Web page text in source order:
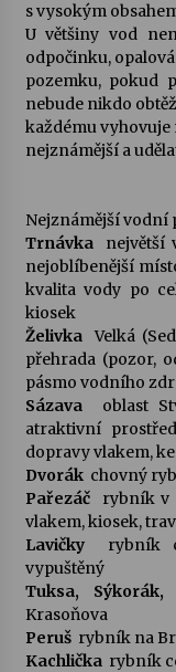
Za
s vysokým
U většiny vod
odpočinku,
pozemku, pokud
nebude nikdo
každému vyhovuje
nejznámější a
Nejznámější vodní
Trnávka největší
nejoblíbenější
kvalita vody po
kiosek
Želivka Velká
přehrada (pozor,
pásmo vodního
Sázava oblast
atraktivní
dopravy vlakem,
Dvorák chovný
Pařezáč
 rybník
vlakem, kiosek,
Lavičky

vypuštěný
Tuksa, Sýkorák,
Krasoňova
Peruš  rybník na
Kachlička rybník